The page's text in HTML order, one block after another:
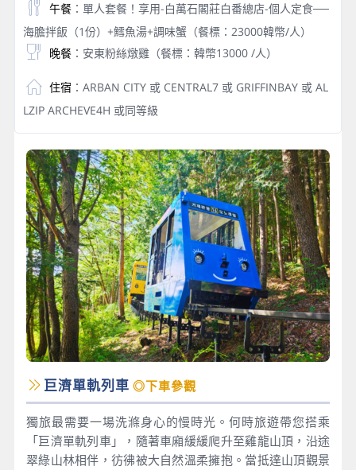
午餐：單人套餐！享用-白萬石閣莊白番總店-個人定食──
海膽拌飯（1份）+鱈魚湯+調味蟹（餐標：23000韓幣/人）
晚餐：安東粉絲燉雞（餐標：韓幣13000 /人）
住宿 ：ARBAN CITY 或 CENTRAL7 或 GRIFFINBAY 或 AL
LZIP ARCHEVE4H 或同等級
巨濟單軌列車 ◎下車參觀
獨旅最需要一場洗滌身心的慢時光。何時旅遊帶您搭乘
「巨濟單軌列車」，隨著車廂緩緩爬升至雞龍山頂，沿途
翠綠山林相伴，彷彿被大自然溫柔擁抱。當抵達山頂觀景